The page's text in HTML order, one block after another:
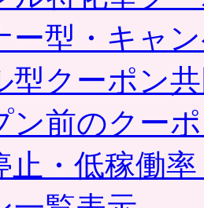
ー型・キャ
型クーポン
ン前のクー
止・低稼働